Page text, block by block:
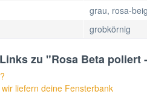
grau, rosa-
grobkörnig
zu "Rosa Beta poliert
liefern deine Fensterbank